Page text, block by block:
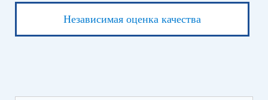
Независимая оценка качества